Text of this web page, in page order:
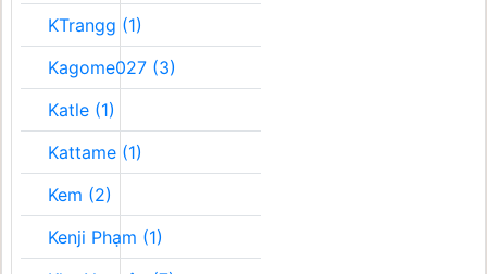
KTrangg (1)
Kagome027 (3)
Katle (1)
Kattame (1)
Kem (2)
Kenji Phạm (1)